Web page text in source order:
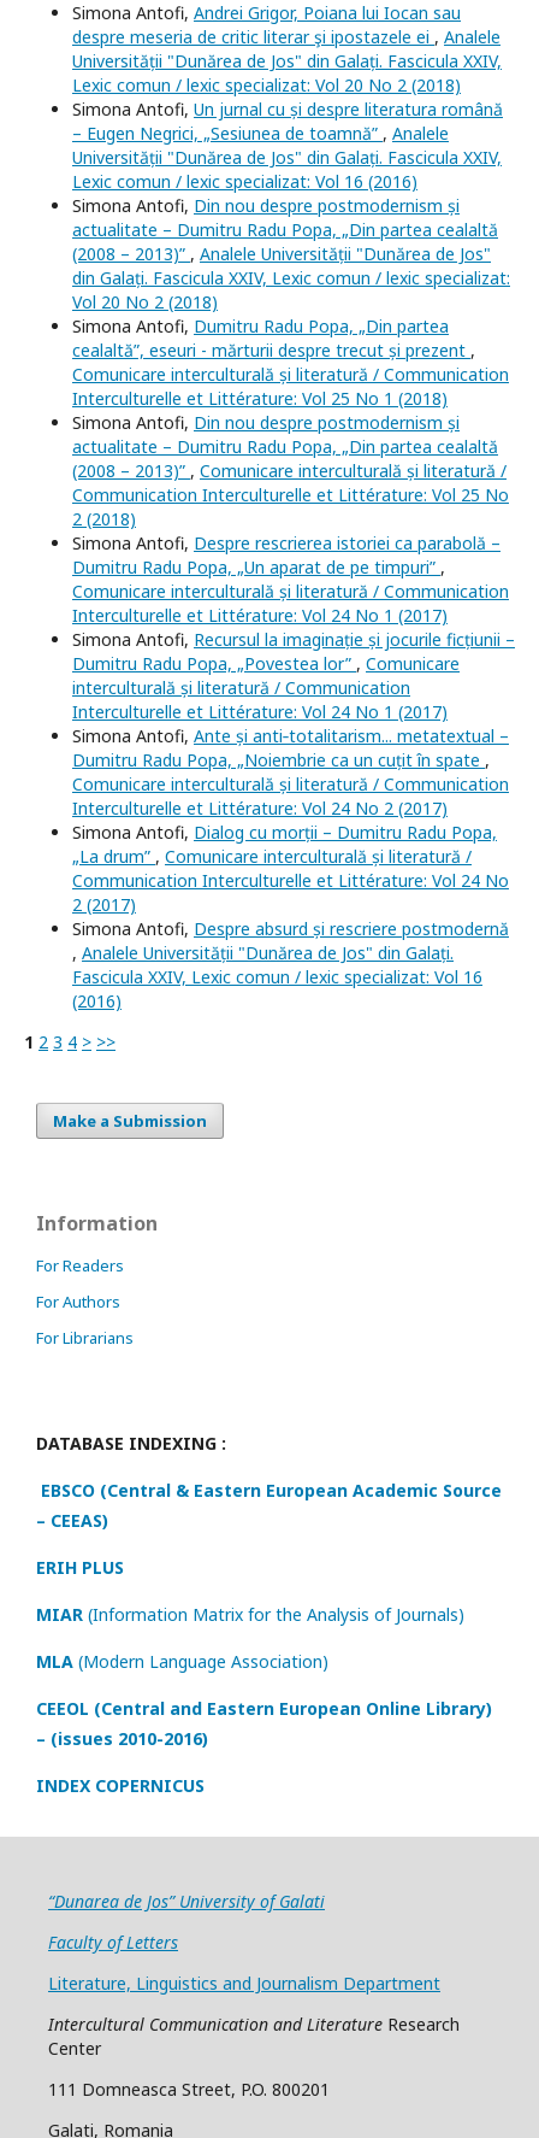
Simona Antofi, Andrei Grigor, Poiana lui Iocan sau
despre meseria de critic literar şi ipostazele ei , Analele
Universității "Dunărea de Jos" din Galați. Fascicula XXIV,
Lexic comun / lexic specializat: Vol 20 No 2 (2018)
Simona Antofi, Un jurnal cu și despre literatura română
– Eugen Negrici, „Sesiunea de toamnă” , Analele
Universității "Dunărea de Jos" din Galați. Fascicula XXIV,
Lexic comun / lexic specializat: Vol 16 (2016)
Simona Antofi, Din nou despre postmodernism și
actualitate – Dumitru Radu Popa, „Din partea cealaltă
(2008 – 2013)” , Analele Universității "Dunărea de Jos"
din Galați. Fascicula XXIV, Lexic comun / lexic specializat:
Vol 20 No 2 (2018)
Simona Antofi, Dumitru Radu Popa, „Din partea
cealaltă”, eseuri - mărturii despre trecut și prezent ,
Comunicare interculturală și literatură / Communication
Interculturelle et Littérature: Vol 25 No 1 (2018)
Simona Antofi, Din nou despre postmodernism și
actualitate – Dumitru Radu Popa, „Din partea cealaltă
(2008 – 2013)” , Comunicare interculturală și literatură /
Communication Interculturelle et Littérature: Vol 25 No
2 (2018)
Simona Antofi, Despre rescrierea istoriei ca parabolă –
Dumitru Radu Popa, „Un aparat de pe timpuri” ,
Comunicare interculturală și literatură / Communication
Interculturelle et Littérature: Vol 24 No 1 (2017)
Simona Antofi, Recursul la imaginație și jocurile ficțiunii –
Dumitru Radu Popa, „Povestea lor” , Comunicare
interculturală și literatură / Communication
Interculturelle et Littérature: Vol 24 No 1 (2017)
Simona Antofi, Ante și anti‐totalitarism... metatextual –
Dumitru Radu Popa, „Noiembrie ca un cuțit în spate ,
Comunicare interculturală și literatură / Communication
Interculturelle et Littérature: Vol 24 No 2 (2017)
Simona Antofi, Dialog cu morții – Dumitru Radu Popa,
„La drum” , Comunicare interculturală și literatură /
Communication Interculturelle et Littérature: Vol 24 No
2 (2017)
Simona Antofi, Despre absurd și rescriere postmodernă
, Analele Universității "Dunărea de Jos" din Galați.
Fascicula XXIV, Lexic comun / lexic specializat: Vol 16
(2016)
1 2 3 4 > >>
Make a Submission
Information
For Readers
For Authors
For Librarians
DATABASE INDEXING :
EBSCO (Central & Eastern European Academic Source
– CEEAS)
ERIH PLUS
MIAR (Information Matrix for the Analysis of Journals)
MLA (Modern Language Association)
CEEOL (Central and Eastern European Online Library)
– (issues 2010-2016)
INDEX COPERNICUS
“Dunarea de Jos” University of Galati
Faculty of Letters
Literature, Linguistics and Journalism Department
Intercultural Communication and Literature Research
Center
111 Domneasca Street, P.O. 800201
Galati, Romania